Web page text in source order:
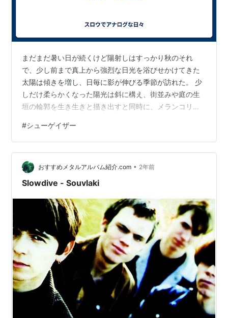
まだまだ暑い日が続くけど陽射しはすっかり秋のそれ
で、少し前まで真上から強烈な日光を浴びせかけてきた
太陽は傾きを増し、日毎に影が伸びる季節が訪れた。 少
しだけ柔らかくなった陽光は斜に構え、街並みや庭の生
垣の輪郭を生き生きと描き出すと同時に、メランコリー
掻き立てる。 夏の翳りとシューゲイザー。 Slowdiveを聴
きながら秋の雰囲気に酔っていたら、そんな言葉が脳裏
を掠めて行ってどこかへ消えた。 このバンドが紡ぐ音は
シューゲの系譜にあってとりわけ美しい。囁くような浮
遊感のあるヴォーカルと憂いを纏ったメロディ、深いリ
#シューゲイザー
おすすめメタルアルバム紹介.com • 2年前
Slowdive - Souvlaki